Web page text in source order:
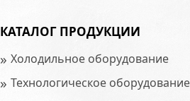
КАТАЛОГ ПРОДУКЦИИ
» Холодильное оборудование
» Технологическое оборудование